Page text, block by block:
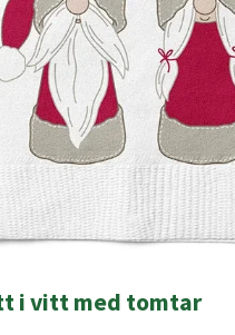
i vitt med tomtar